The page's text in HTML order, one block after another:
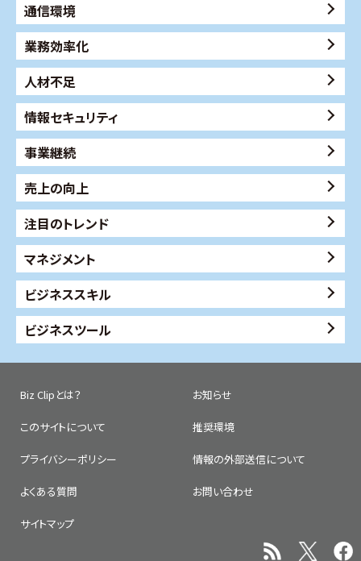
通信環境
業務効率化
人材不足
情報セキュリティ
事業継続
売上の向上
注目のトレンド
マネジメント
ビジネススキル
ビジネスツール
Biz Clipとは？ お知らせ
このサイトについて 推奨環境
プライバシーポリシー 情報の外部送信について
よくある質問 お問い合わせ
サイトマップ